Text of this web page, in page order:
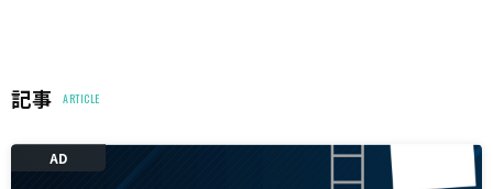
記事 ARTICLE
AD